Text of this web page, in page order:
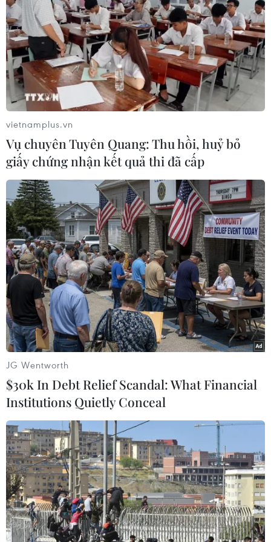
#Cảnh sát giao thông
#Tết Dương lịch
#tai nạn giao thông
#nồng độ cồn
#ùn tắc giao thông
#ma túy
#tốc độ
Theo dõi VietnamPlus
TIN LIÊN QUAN
vietnamplus.vn
Vụ chuyên Tuyên Quang: Thu hồi, huỷ bỏ
giấy chứng nhận kết quả thi đã cấp
JG Wentworth
$30k In Debt Relief Scandal: What Financial
Institutions Quietly Conceal